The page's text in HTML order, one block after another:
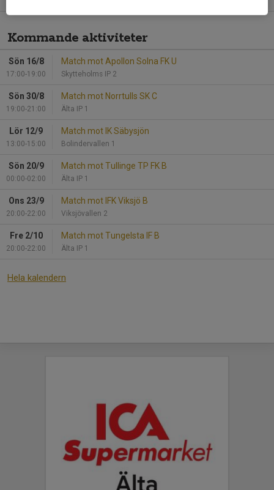
Kommande aktiviteter
Sön 16/8
17:00-19:00
Match mot Apollon Solna FK U
Skytteholms IP 2
Sön 30/8
19:00-21:00
Match mot Norrtulls SK C
Älta IP 1
Lör 12/9
13:00-15:00
Match mot IK Säbysjön
Bolindervallen 1
Sön 20/9
00:00-02:00
Match mot Tullinge TP FK B
Älta IP 1
Ons 23/9
20:00-22:00
Match mot IFK Viksjö B
Viksjövallen 2
Fre 2/10
20:00-22:00
Match mot Tungelsta IF B
Älta IP 1
Hela kalendern